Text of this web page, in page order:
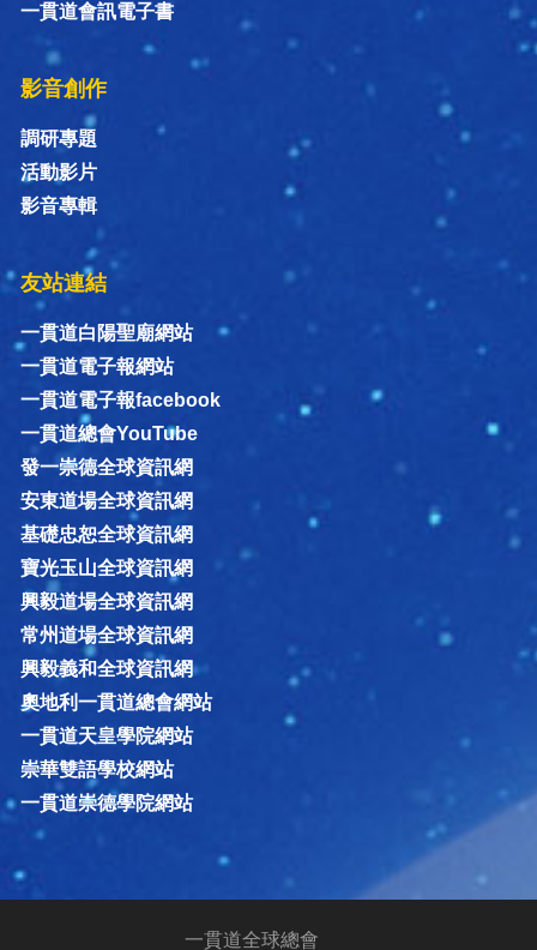
一貫道會訊電子書
影音創作
調研專題
活動影片
影音專輯
友站連結
一貫道白陽聖廟網站
一貫道電子報網站
一貫道電子報facebook
一貫道總會YouTube
發一崇德全球資訊網
安東道場全球資訊網
基礎忠恕全球資訊網
寶光玉山全球資訊網
興毅道場全球資訊網
常州道場全球資訊網
興毅義和全球資訊網
奧地利一貫道總會網站
一貫道天皇學院網站
崇華雙語學校網站
一貫道崇德學院網站
一貫道全球總會